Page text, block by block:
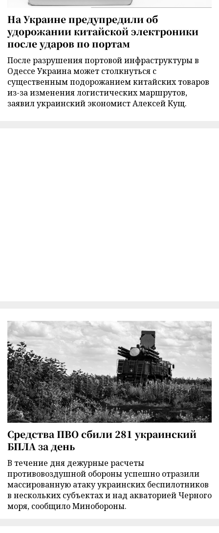
На Украине предупредили об
удорожании китайской электроники
после ударов по портам
После разрушения портовой инфраструктуры в
Одессе Украина может столкнуться с
существенным подорожанием китайских товаров
из-за изменения логистических маршрутов,
заявил украинский экономист Алексей Кущ.
Средства ПВО сбили 281 украинский
БПЛА за день
В течение дня дежурные расчеты
противовоздушной обороны успешно отразили
массированную атаку украинских беспилотников
в нескольких субъектах и над акваторией Черного
моря, сообщило Минобороны.